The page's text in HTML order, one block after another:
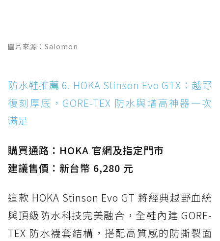
圖片來源：Salomon
防水鞋推薦 6. HOKA Stinson Evo GTX：越野
復刻厚底，GORE-TEX 防水與增高神器一次
滿足
購買通路：HOKA 官網及指定門市
建議售價：新台幣 6,280 元
這款 HOKA Stinson Evo GT 將經典越野血統
與頂級防水科技完美融合，全鞋內建 GORE-
TEX 防水襪套結構，搭配高質感的防撕裂面